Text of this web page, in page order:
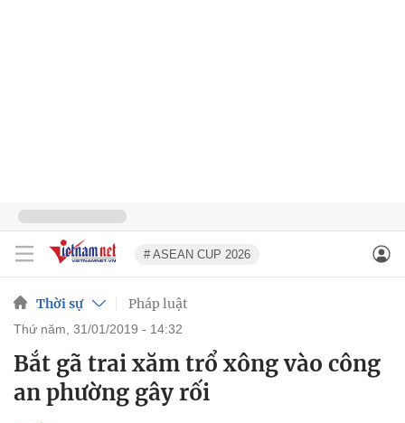
# ASEAN CUP 2026
Thời sự Pháp luật
thứ năm, 31/01/2019 - 14:32
Bắt gã trai xăm trổ xông vào công
an phường gây rối